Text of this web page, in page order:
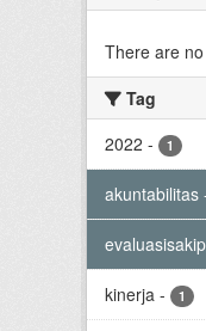
There are
Tag
2022 - 1
akuntabilitas
evaluasisakip
kinerja - 1